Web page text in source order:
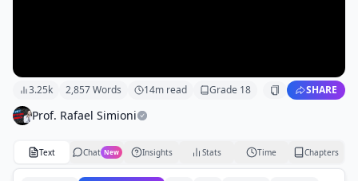
3.25k 2,857Words 14m read Grade 18 SHARE
Prof. Rafael Simioni
Text Chat New Insights Stats Time Chapters